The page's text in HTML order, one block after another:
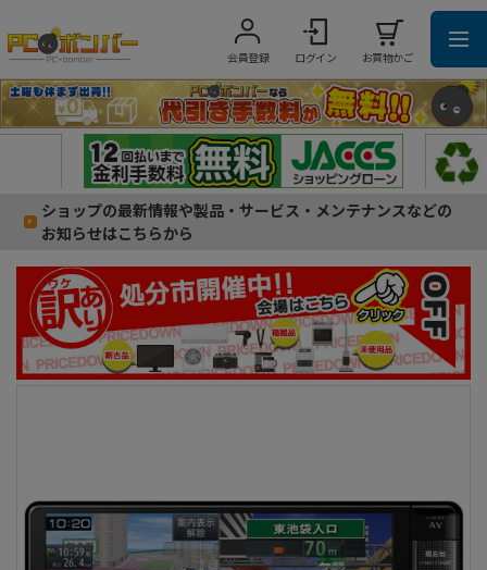
会員登録 ログイン お買物かご
ショップの最新情報や製品・サービス・メンテナンスなどの
お知らせはこちらから